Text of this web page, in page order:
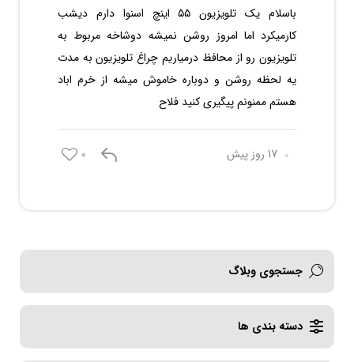
باسلام یک تلویزیون ۵۵ اینچ اسنوا دارم دیشب
کارمیکرد اما امروز روشن نمیشه دوشاخه مربوط به
تلویزیون رو از محافظ درمیاریم چراغ تلویزیون به مدت
یه لحظه روشن و دوباره خاموش میشه از خرم اباد
هستم ممنونم پیگیری کنید فلاح
17 روز پیش 0
جستجوی وبلاگ
دسته بندی ها